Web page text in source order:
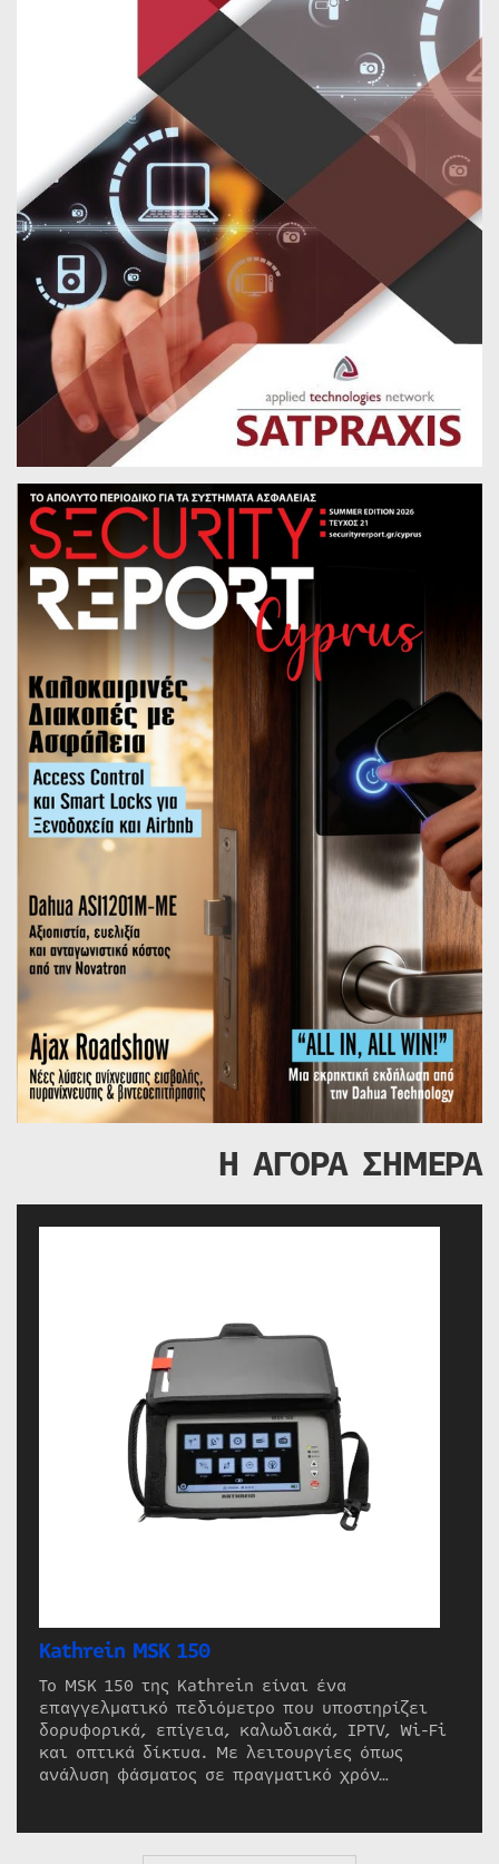
Η ΑΓΟΡΑ ΣΗΜΕΡΑ
Kathrein MSK 150
Το MSK 150 της Kathrein είναι ένα
επαγγελματικό πεδιόμετρο που υποστηρίζει
δορυφορικά, επίγεια, καλωδιακά, IPTV, Wi-Fi
και οπτικά δίκτυα. Με λειτουργίες όπως
ανάλυση φάσματος σε πραγματικό χρόν…